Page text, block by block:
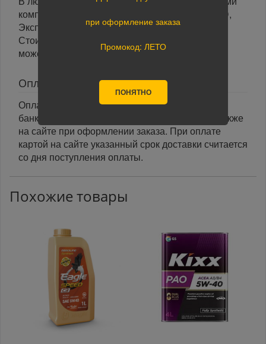
компаниями: Boxberry, Почта России, ПЭК, GTD,
Экспресс Авто, Луч, Яндекс.Доставка.
Стоимость доставки в разные регионы России
может отличаться.
Оплата
Оплата заказа осуществляется наличными или
банковской картой курьеру при получении, а также
на сайте при оформлении заказа. При оплате
картой на сайте указанный срок доставки считается
со дня поступления оплаты.
Похожие товары
при оформление заказа
Промокод: ЛЕТО
ПОНЯТНО